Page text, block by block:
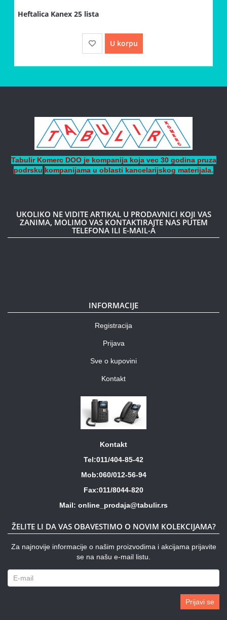
Heftalica Kanex 25 lista
U korpu
Tabulir Komerc DOO je kompanija koja vec 30 godina pruza
podrsku kompanijama u oblasti kancelarijskog materijala.
UKOLIKO NE VIDITE ARTIKAL U PRODAVNICI KOJI VAS
ZANIMA, MOLIMO VAS KONTAKTIRAJTE NAS PUTEM
TELEFONA ILI E-MAIL-A
INFORMACIJE
Registracija
Prijava
Sve o kupovini
Kontakt
Kontakt
Tel:011/404-85-42
Mob:060/012-56-94
Fax:011/8044-820
Mail: online_prodaja@tabulir.rs
ŽELITE LI DA VAS OBAVESTIMO O NOVIM KOLEKCIJAMA?
Za najnovije informacije o našim proizvodima i akcijama prijavite
se na našu e-mail listu.
Prijavi se